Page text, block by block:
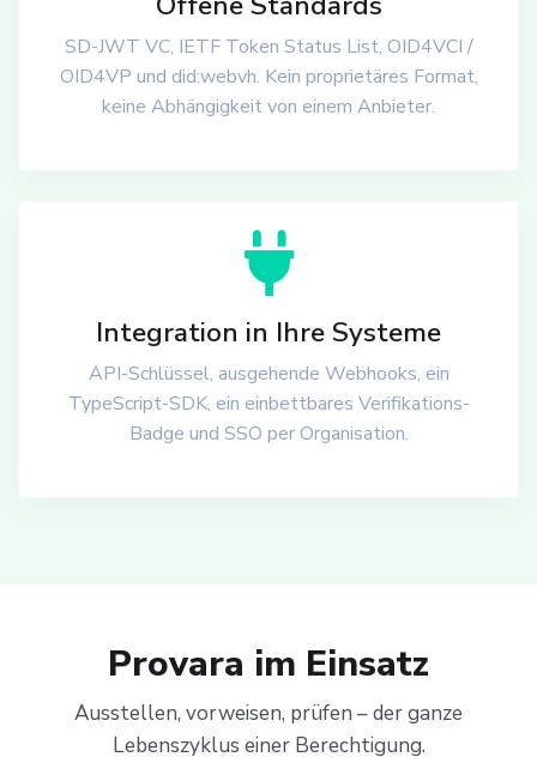
SD-JWT VC, IETF Token Status List, OID4VCI /
OID4VP und did:webvh. Kein proprietäres Format,
keine Abhängigkeit von einem Anbieter.
Integration in Ihre Systeme
API-Schlüssel, ausgehende Webhooks, ein
TypeScript-SDK, ein einbettbares Verifikations-
Badge und SSO per Organisation.
Provara im Einsatz
Ausstellen, vorweisen, prüfen – der ganze
Lebenszyklus einer Berechtigung.